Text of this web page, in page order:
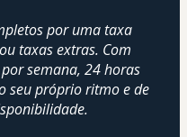
por uma taxa
taxas extras. Com
semana, 24 horas
seu próprio ritmo e de